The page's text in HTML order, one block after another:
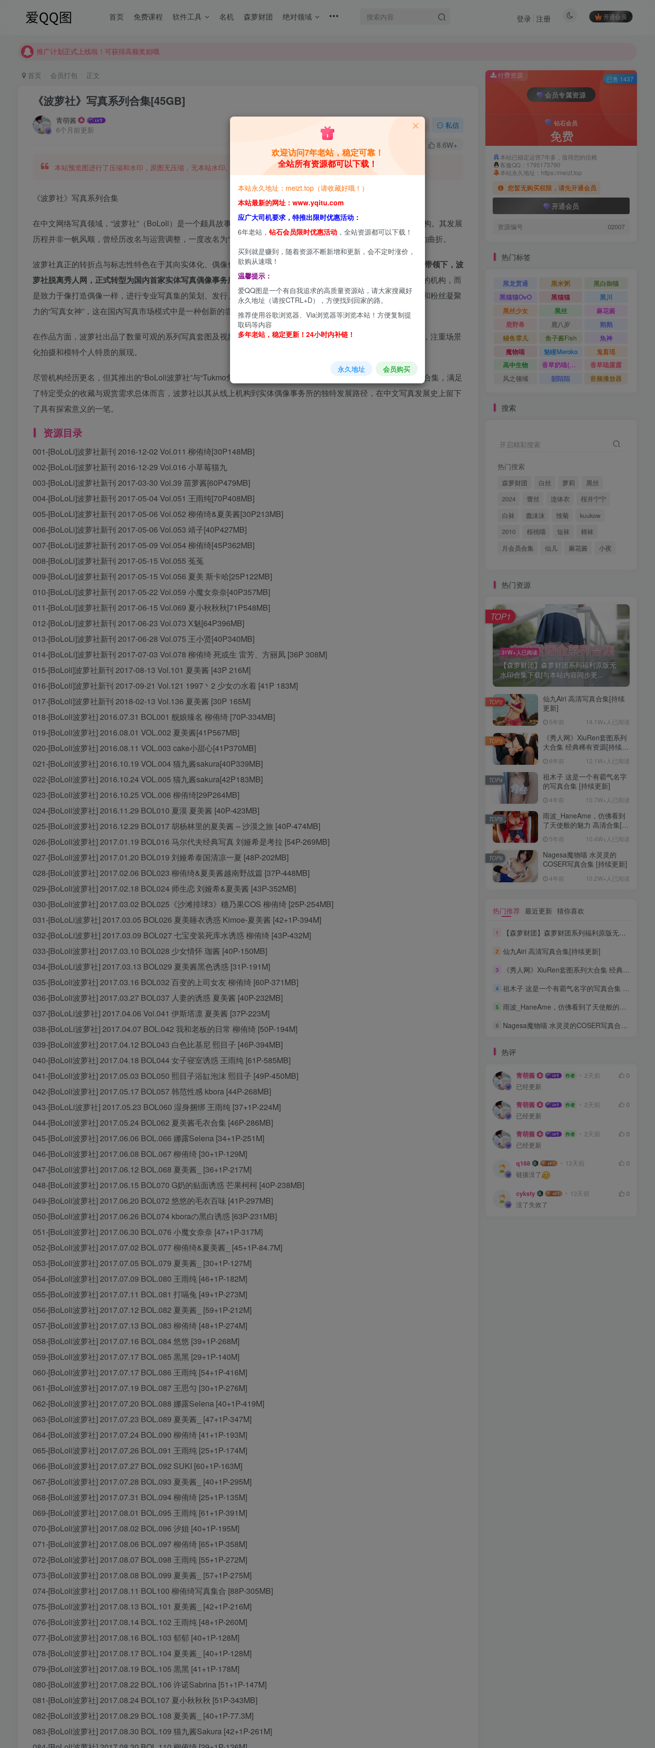
首页 免费课程 软件工具 名机 森萝财团 绝对领域 开通会员
登录 注册
推广计划正式上线啦！可获得高额奖励哦
首页 会员打包 正文
《波萝社》写真系列合集[45GB]
青萌酱
6个月前更新
关注 私信
8.6W+
本站预览图进行了压缩和水印，原图无压缩，无本站水印。
《波萝社》写真系列合集
在中文网络写真领域，“波萝社”（BoLoli）是一个颇具故事性的名字。它最初是知名写真平台“秀人网”旗下的一个机构。其发展
历程并非一帆风顺，曾经历改名与运营调整，一度改名为“Tukmo兔几盟”，后又改回原名，体现了其在市场探索中的曲折。
波萝社真正的转折点与标志性特色在于其向实体化、偶像化运营的转型。2016年，在创始人
柳侑绮（艺名七宝）的带领下，波
萝社脱离秀人网，正式转型为国内首家实体写真偶像事务所
。这一转型意味着它不再仅仅是一个线上发布写真图片的机构，而
是致力于像打造偶像一样，进行专业写真集的策划、发行、节目制作及周边产业开发。其目标是打造具有个人品牌和粉丝凝聚
力的“写真女神”，这在国内写真市场模式中是一种创新的尝试。
在作品方面，波萝社出品了数量可观的系列写真套图及视频。其作品风格延续了秀人网体系下的精致与多元化特点，注重场景
化拍摄和模特个人特质的展现。
尽管机构经历更名，但其推出的“BoLoli波萝社”与“Tukmo兔几盟”系列作品在内容上具有连续性，形成了庞大的作品合集，满足
了特定受众的收藏与观赏需求总体而言，波萝社以其从线上机构到实体偶像事务所的独特发展路径，在中文写真发展史上留下
了具有探索意义的一笔。
资源目录
001-[BoLoLi]波萝社新刊 2016-12-02 Vol.011 柳侑绮[30P148MB]
002-[BoLoLi]波萝社新刊 2016-12-29 Vol.016 小草莓猫九
003-[BoLoLi]波萝社新刊 2017-03-30 Vol.39 苗萝酱[60P479MB]
004-[BoLoLi]波萝社新刊 2017-05-04 Vol.051 王雨纯[70P408MB]
005-[BoLoLi]波萝社新刊 2017-05-06 Vol.052 柳侑绮&夏美酱[30P213MB]
006-[BoLoLi]波萝社新刊 2017-05-06 Vol.053 靖子[40P427MB]
007-[BoLoLi]波萝社新刊 2017-05-09 Vol.054 柳侑绮[45P362MB]
008-[BoLoLi]波萝社新刊 2017-05-15 Vol.055 菟菟
009-[BoLoLi]波萝社新刊 2017-05-15 Vol.056 夏美 斯卡哈[25P122MB]
010-[BoLoLi]波萝社新刊 2017-05-22 Vol.059 小魔女奈奈[40P357MB]
011-[BoLoLi]波萝社新刊 2017-06-15 Vol.069 夏小秋秋秋[71P548MB]
012-[BoLoLi]波萝社新刊 2017-06-23 Vol.073 X魅[64P396MB]
013-[BoLoLi]波萝社新刊 2017-06-28 Vol.075 王小贤[40P340MB]
014-[BoLoLi]波萝社新刊 2017-07-03 Vol.078 柳侑绮 死或生 雷芳、方丽凤 [36P 308M]
015-[BoLoli]波萝社新刊 2017-08-13 Vol.101 夏美酱 [43P 216M]
016-[BoLoli]波萝社新刊 2017-09-21 Vol.121 1997丶2 少女の水着 [41P 183M]
017-[BoLoli]波萝社新刊 2018-02-13 Vol.136 夏美酱 [30P 165M]
018-[BoLoli波萝社] 2016.07.31 BOL001 舰娘臻名 柳侑绮 [70P-334MB]
019-[BoLoli波萝社] 2016.08.01 VOL.002 夏美酱[41P567MB]
020-[BoLoli波萝社] 2016.08.11 VOL.003 cake小甜心[41P370MB]
021-[BoLoli波萝社] 2016.10.19 VOL.004 猫九酱sakura[40P339MB]
022-[BoLoli波萝社] 2016.10.24 VOL.005 猫九酱sakura[42P183MB]
023-[BoLoli波萝社] 2016.10.25 VOL.006 柳侑绮[29P264MB]
024-[BoLoli波萝社] 2016.11.29 BOL010 夏漠 夏美酱 [40P-423MB]
025-[BoLoli波萝社] 2016.12.29 BOL017 胡杨林里的夏美酱 – 沙漠之旅 [40P-474MB]
026-[BoLoli波萝社] 2017.01.19 BOL016 马尔代夫经典写真 刘娅希是考拉 [54P-269MB]
027-[BoLoli波萝社] 2017.01.20 BOL019 刘娅希泰国清凉一夏 [48P-202MB]
028-[BoLoli波萝社] 2017.02.06 BOL023 柳侑绮&夏美酱越南野战篇 [37P-448MB]
029-[BoLoli波萝社] 2017.02.18 BOL024 师生恋 刘娅希&夏美酱 [43P-352MB]
030-[BoLoli波萝社] 2017.03.02 BOL025《沙滩排球3》穗乃果COS 柳侑绮 [25P-254MB]
031-[BoLoLi波萝社] 2017.03.05 BOL026 夏美睡衣诱惑 Kimoe-夏美酱 [42+1P-394M]
032-[BoLoLi波萝社] 2017.03.09 BOL027 七宝变装死库水诱惑 柳侑绮 [43P-432M]
033-[BoLoli波萝社] 2017.03.10 BOL028 少女情怀 珈酱 [40P-150MB]
034-[BoLoLi波萝社] 2017.03.13 BOL029 夏美酱黑色诱惑 [31P-191M]
035-[BoLoli波萝社] 2017.03.16 BOL032 百变的上司女友 柳侑绮 [60P-371MB]
036-[BoLoli波萝社] 2017.03.27 BOL037 人妻的诱惑 夏美酱 [40P-232MB]
037-[BoLoLi波萝社] 2017.04.06 Vol.041 伊斯塔凛 夏美酱 [37P-223M]
038-[BoLoLi波萝社] 2017.04.07 BOL.042 我和老板的日常 柳侑绮 [50P-194M]
039-[BoLoli波萝社] 2017.04.12 BOL043 白色比基尼 熙目子 [46P-394MB]
040-[BoLoli波萝社] 2017.04.18 BOL044 女子寝室诱惑 王雨纯 [61P-585MB]
041-[BoLoli波萝社] 2017.05.03 BOL050 熙目子浴缸泡沫 熙目子 [49P-450MB]
042-[BoLoli波萝社] 2017.05.17 BOL057 韩范性感 kbora [44P-268MB]
043-[BoLoLi波萝社] 2017.05.23 BOL060 湿身捆绑 王雨纯 [37+1P-224M]
044-[BoLoli波萝社] 2017.05.24 BOL062 夏美酱毛衣合集 [46P-286MB]
045-[BoLoli波萝社] 2017.06.06 BOL.066 娜露Selena [34+1P-251M]
046-[BoLoli波萝社] 2017.06.08 BOL.067 柳侑绮 [30+1P-129M]
047-[BoLoli波萝社] 2017.06.12 BOL.068 夏美酱_ [36+1P-217M]
048-[BoLoli波萝社] 2017.06.15 BOL070 G奶的贴面诱惑 芒果柯柯 [40P-238MB]
049-[BoLoli波萝社] 2017.06.20 BOL072 悠悠的毛衣百味 [41P-297MB]
050-[BoLoli波萝社] 2017.06.26 BOL074 kboraの黑白诱惑 [63P-231MB]
051-[BoLoli波萝社] 2017.06.30 BOL.076 小魔女奈奈 [47+1P-317M]
052-[BoLoli波萝社] 2017.07.02 BOL.077 柳侑绮&夏美酱_ [45+1P-84.7M]
053-[BoLoli波萝社] 2017.07.05 BOL.079 夏美酱_ [30+1P-127M]
054-[BoLoli波萝社] 2017.07.09 BOL.080 王雨纯 [46+1P-182M]
055-[BoLoli波萝社] 2017.07.11 BOL.081 打嗝兔 [49+1P-273M]
056-[BoLoli波萝社] 2017.07.12 BOL.082 夏美酱_ [59+1P-212M]
057-[BoLoli波萝社] 2017.07.13 BOL.083 柳侑绮 [48+1P-274M]
058-[BoLoli波萝社] 2017.07.16 BOL.084 悠悠 [39+1P-268M]
059-[BoLoli波萝社] 2017.07.17 BOL.085 黒黑 [29+1P-140M]
060-[BoLoli波萝社] 2017.07.17 BOL.086 王雨纯 [54+1P-416M]
061-[BoLoli波萝社] 2017.07.19 BOL.087 王思匀 [30+1P-276M]
062-[BoLoli波萝社] 2017.07.20 BOL.088 娜露Selena [40+1P-419M]
063-[BoLoli波萝社] 2017.07.23 BOL.089 夏美酱_ [47+1P-347M]
064-[BoLoli波萝社] 2017.07.24 BOL.090 柳侑绮 [41+1P-193M]
065-[BoLoli波萝社] 2017.07.26 BOL.091 王雨纯 [25+1P-174M]
066-[BoLoli波萝社] 2017.07.27 BOL.092 SUKI [60+1P-163M]
067-[BoLoli波萝社] 2017.07.28 BOL.093 夏美酱_ [40+1P-295M]
068-[BoLoli波萝社] 2017.07.31 BOL.094 柳侑绮 [25+1P-135M]
069-[BoLoli波萝社] 2017.08.01 BOL.095 王雨纯 [61+1P-391M]
070-[BoLoli波萝社] 2017.08.02 BOL.096 汐姐 [40+1P-195M]
071-[BoLoli波萝社] 2017.08.06 BOL.097 柳侑绮 [65+1P-358M]
072-[BoLoli波萝社] 2017.08.07 BOL.098 王雨纯 [55+1P-272M]
073-[BoLoli波萝社] 2017.08.08 BOL.099 夏美酱_ [57+1P-275M]
074-[BoLoli波萝社] 2017.08.11 BOL100 柳侑绮写真集合 [88P-305MB]
075-[BoLoli波萝社] 2017.08.13 BOL.101 夏美酱_ [42+1P-216M]
076-[BoLoli波萝社] 2017.08.14 BOL.102 王雨纯 [48+1P-260M]
077-[BoLoli波萝社] 2017.08.16 BOL.103 郁郁 [40+1P-128M]
078-[BoLoli波萝社] 2017.08.17 BOL.104 夏美酱_ [40+1P-128M]
079-[BoLoli波萝社] 2017.08.19 BOL.105 黒黑 [41+1P-178M]
080-[BoLoli波萝社] 2017.08.22 BOL.106 许诺Sabrina [51+1P-147M]
081-[BoLoli波萝社] 2017.08.24 BOL107 夏小秋秋秋 [51P-343MB]
082-[BoLoli波萝社] 2017.08.29 BOL.108 夏美酱_ [40+1P-77.3M]
083-[BoLoli波萝社] 2017.08.30 BOL.109 猫九酱Sakura [42+1P-261M]
付费资源
会员专属资源
钻石会员
免费
本站已稳定运营7年多，值得您的信赖
客服QQ：1795173790
本站永久地址：https://meizt.top
您暂无购买权限，请先开通会员
开通会员
资源编号 02007
已售 1437
热门标签
黑龙贯通 黑米粥
黑白御猫
黑猫猫OvO
黑猫猫
黑川
黑丝少女
黑丝
麻花酱
鹿野希
鹿八岁
鹅鹅
鳗鱼霏儿
鱼子酱Fish
魚神
魔物喵
魅瞳Meroko
鬼畜瑶
高中生物
香草奶喵(筱田甜)
香草喵露露
风之领域
韶陌陌 音频播放器
搜索
开启精彩搜索
热门搜索
森萝财团 白丝 萝莉
黑丝
2024
蕾丝 连体衣
桜井宁宁
白袜
蠢沫沫 雏菊
kuukow
2010
桜桃喵 短袜
棉袜
月会员合集
仙儿 麻花酱 小夜
热门资源
31W+人已阅读
【森萝财团】森萝财团系列福利原版无
水印合集下载[与本站内容同步更...
TOP1
仙九Airi 高清写真合集[持续
更新]
5年前 14.1W+人已阅读
TOP2
《秀人网》XiuRen套图系列
大合集 经典稀有资源[持续更
6年前 12.1W+人已阅读
TOP3
祖木子 这是一个有霸气名字
的写真合集 [持续更新]
4年前 10.7W+人已阅读
TOP4
雨波_HaneAme，仿佛看到
了天使般的魅力 高清合集[持
5年前 10.4W+人已阅读
TOP5
Nagesa魔物喵 水灵灵的
COSER写真合集 [持续更新]
4年前 10.2W+人已阅读
TOP6
热门推荐 最近更新 猜你喜欢
1 【森萝财团】森萝财团系列福利原版无水印合集下载[与本站内容同步更新]
2 仙九Airi 高清写真合集[持续更新]
3 《秀人网》XiuRen套图系列大合集 经典稀有资源[持续更新]
4 祖木子 这是一个有霸气名字的写真合集 [持续更新]
5 雨波_HaneAme，仿佛看到了天使般的魅力 高清合集[持续更新]
6 Nagesa魔物喵 水灵灵的COSER写真合集 [持续更新]
热评
青萌酱 作者 2天前
0
已经更新
青萌酱 作者 2天前
0
已经更新
青萌酱 作者 2天前
0
已经更新
q168 13天前
0
链接没了
cyksty 13天前
0
没了失效了
欢迎访问7年老站，稳定可靠！
全站所有资源都可以下载！
本站永久地址：meizt.top（请收藏好哦！）
本站最新的网址：www.yqitu.com
应广大司机要求，特推出限时优惠活动：
6年老站， 钻石会员限时优惠活动 ，全站资源都可以下载！
买到就是赚到，随着资源不断新增和更新，会不定时涨价，
欲购从速哦！
温馨提示：
爱QQ图是一个有自我追求的高质量资源站，请大家搜藏好
永久地址（请按CTRL+D），方便找到回家的路。
推荐使用谷歌浏览器、Via浏览器等浏览本站！方便复制提
取码等内容
多年老站，稳定更新！24小时内补链！
永久地址 会员购买